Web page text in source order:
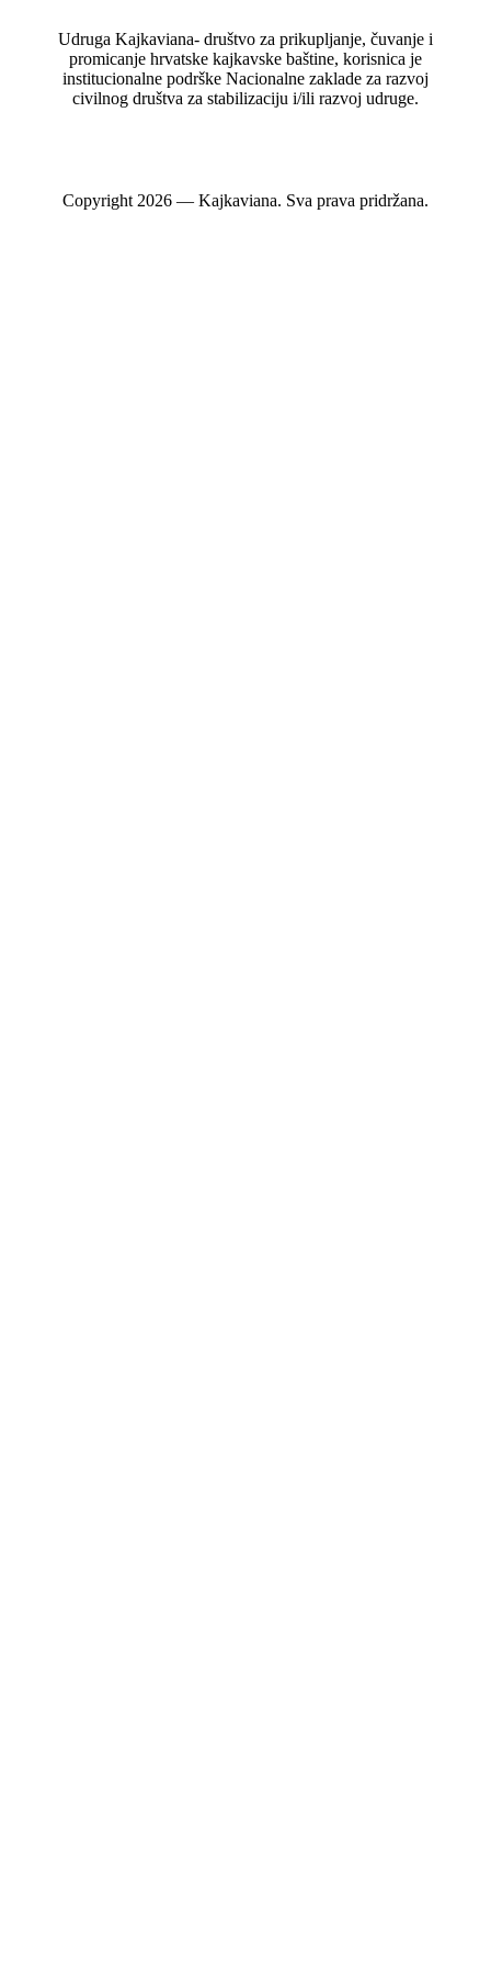
Udruga Kajkaviana- društvo za prikupljanje, čuvanje i
promicanje hrvatske kajkavske baštine, korisnica je
institucionalne podrške Nacionalne zaklade za razvoj
civilnog društva za stabilizaciju i/ili razvoj udruge.
Copyright 2026 — Kajkaviana. Sva prava pridržana.